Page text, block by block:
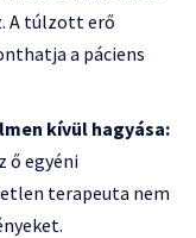
A túlzott erő
a páciens
kívül hagyása:
ő egyéni
terapeuta nem